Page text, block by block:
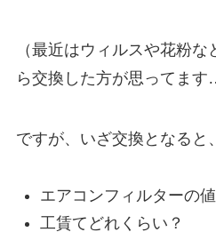
（最近はウィルスや花粉
ら交換した方が思ってます
ですが、いざ交換となると、
エアコンフィルターの
工賃てどれくらい？